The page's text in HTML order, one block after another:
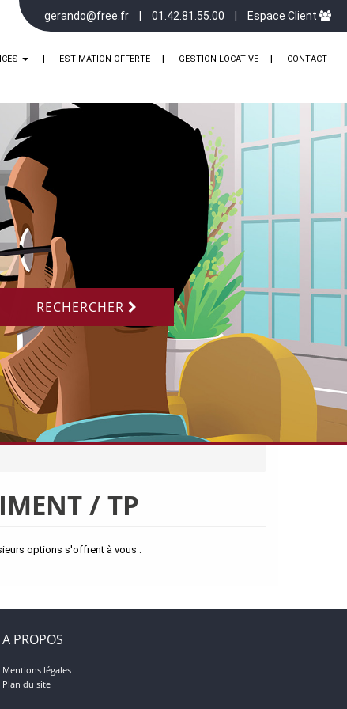
gerando@free.fr 01.42.81.55.00 Espace Client
ESTIMATION OFFERTE GESTION LOCATIVE CONTACT
RECHERCHER
/ TP
options s'offrent à vous :
A PROPOS
Mentions légales
Plan du site